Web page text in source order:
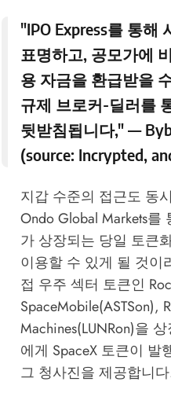
"IPO Express를 통해
표명하고, 공모가에
용 자금을 환급받을
규제 브로커-딜러를
뒷받침됩니다," —
(source: Incrypted,
지갑 수준의 접근도 동
Ondo Global Markets를
가 상장되는 당일 토큰
이용할 수 있게 될 것이
접 우주 섹터 토큰인
SpaceMobile(ASTSon),
Machines(LUNRon)을
에게 SpaceX 토큰이 발
그 청사진을 제공합니